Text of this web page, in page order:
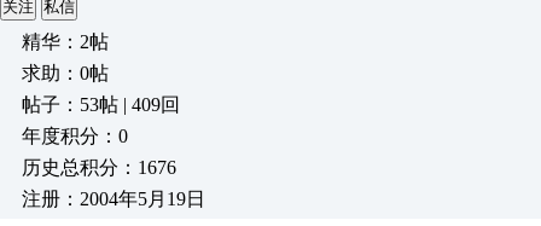
关注 私信
精华：2帖
求助：0帖
帖子：53帖 | 409回
年度积分：0
历史总积分：1676
注册：2004年5月19日